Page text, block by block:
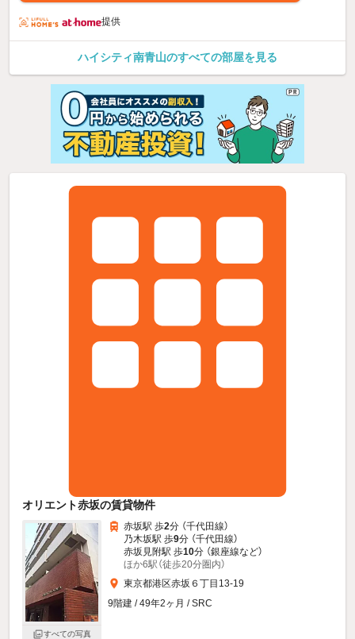
提供
ハイシティ南青山のすべての部屋を見る
オリエント赤坂の賃貸物件
すべての写真
赤坂駅 歩2分 （千代田線）
乃木坂駅 歩9分 （千代田線）
赤坂見附駅 歩10分 （銀座線など）
ほか6駅（徒歩20分圏内）
東京都港区赤坂６丁目13-19
9階建 / 49年2ヶ月 / SRC